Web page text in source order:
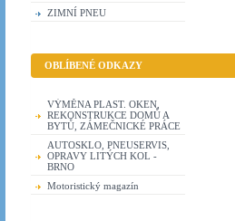
ZIMNÍ PNEU
OBLÍBENÉ ODKAZY
VÝMĚNA PLAST. OKEN,
REKONSTRUKCE DOMŮ A
BYTŮ, ZÁMEČNICKÉ PRÁCE
AUTOSKLO, PNEUSERVIS,
OPRAVY LITÝCH KOL -
BRNO
Motoristický magazín